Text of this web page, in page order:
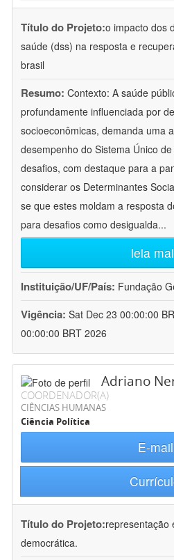
Título do Projeto:o impacto dos
saúde (dss) na resposta e
brasil
Resumo: Contexto: A saúde
profundamente influenciada por
socioeconômicas, demanda uma
desempenho do Sistema Único
desafios, com destaque para a
considerar os Determinantes
se que estes moldam a resposta
para desafios como desigualda...
leia
Instituição/UF/País: Fundação
Vigência: Sat Dec 23 00:00:00
00:00:00 BRT 2026
Adriano
COORDENADOR(A)
CIÊNCIAS HUMANAS
Ciência Política
E-mail
Título do Projeto:representação
democrática.